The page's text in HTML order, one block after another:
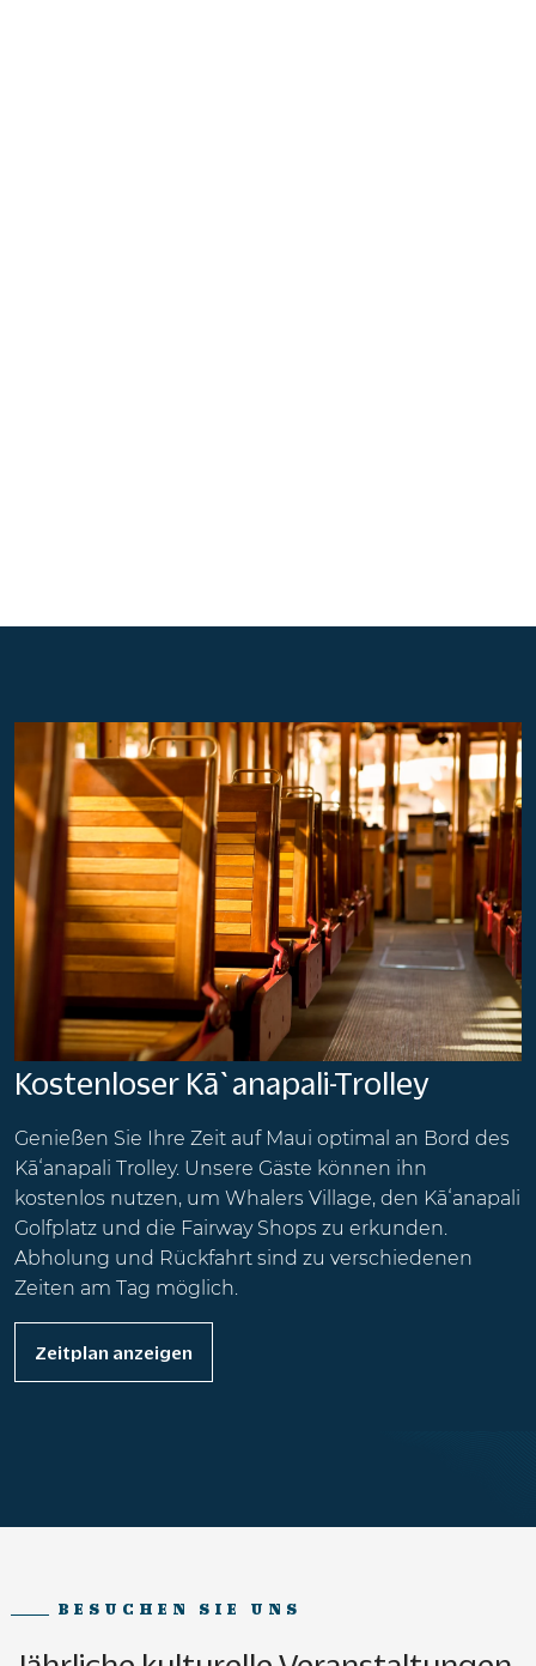
Kostenloser Kā`anapali-Trolley
Genießen Sie Ihre Zeit auf Maui optimal an Bord des
Kāʻanapali Trolley. Unsere Gäste können ihn
kostenlos nutzen, um Whalers Village, den Kāʻanapali
Golfplatz und die Fairway Shops zu erkunden.
Abholung und Rückfahrt sind zu verschiedenen
Zeiten am Tag möglich.
Zeitplan anzeigen
BESUCHEN SIE UNS